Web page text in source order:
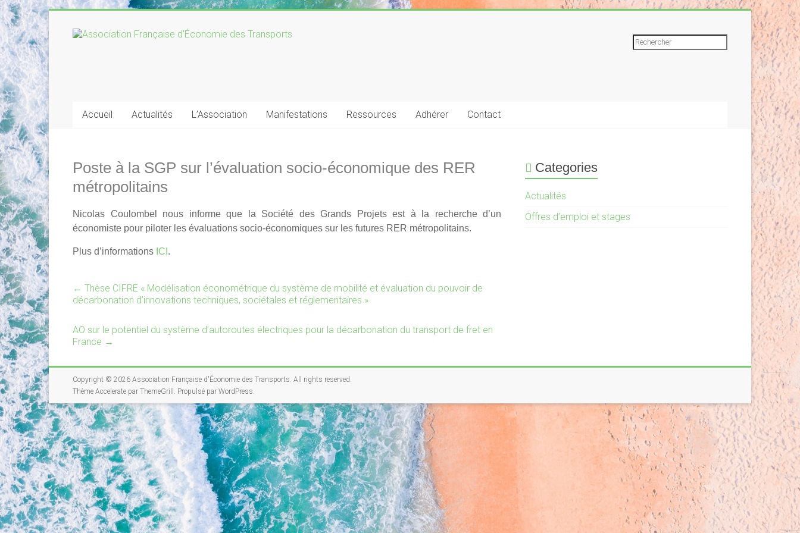
contentAssociation
des
Rechercher
Accueil Actualités L’Association Manifestations Ressources Adhérer Contact
Poste à la SGP sur l’évaluation socio-économique des RER
métropolitains
Nicolas Coulombel nous informe que la Société des Grands Projets est à la recherche d’un
économiste pour piloter les évaluations socio-économiques sur les futures RER métropolitains.
Plus d’informations ICI .
← Thèse CIFRE « Modélisation économétrique du système de mobilité et évaluation du pouvoir de
décarbonation d’innovations techniques, sociétales et réglementaires »
AO sur le potentiel du système d’autoroutes électriques pour la décarbonation du transport de fret en
France →
Categories
Actualités
Offres d’emploi et stages
Copyright © 2026 Association Française d'Économie des Transports. All rights reserved.
Thème Accelerate par ThemeGrill. Propulsé par WordPress.